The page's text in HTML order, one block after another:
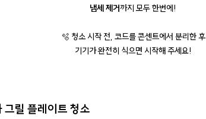
냄세 제거까지 모두 한번에!
🫧 청소 시작 전, 코드를 콘센트에서 분리한 후
기기가 완전히 식으면 시작해 주세요!
그릴 플레이트 청소